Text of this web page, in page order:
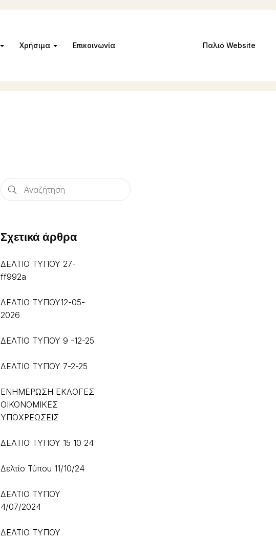
Χρήσιμα Επικοινωνία Παλιό Website
Σχετικά άρθρα
ΔΕΛΤΙΟ ΤΥΠΟΥ 27-
ff992a
ΔΕΛΤΙΟ ΤΥΠΟΥ12-05-
2026
ΔΕΛΤΙΟ ΤΥΠΟΥ 9 -12-25
ΔΕΛΤΙΟ ΤΥΠΟΥ 7-2-25
ΕΝΗΜΕΡΩΣΗ ΕΚΛΟΓΕΣ
ΟΙΚΟΝΟΜΙΚΕΣ
ΥΠΟΧΡΕΩΣΕΙΣ
ΔΕΛΤΙΟ ΤΥΠΟΥ 15 10 24
Δελτίο Τύπου 11/10/24
ΔΕΛΤΙΟ ΤΥΠΟΥ
4/07/2024
ΔΕΛΤΙΟ ΤΥΠΟΥ